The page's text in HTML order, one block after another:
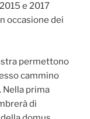
e 2017
occasione dei
permettono
cammino
Nella prima
di